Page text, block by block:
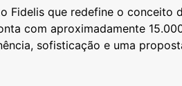
Fidelis que redefine o conceito
com aproximadamente
sofisticação e uma